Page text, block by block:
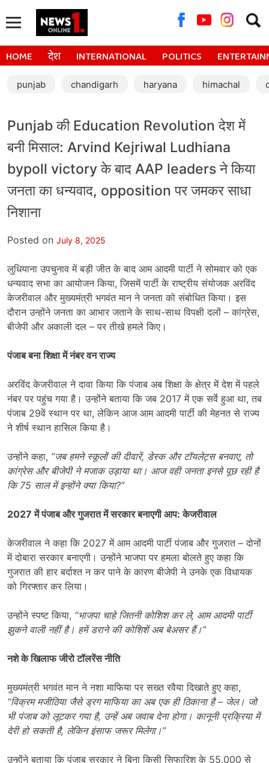
for:
HOME देश INTERNATIONAL POLITICS
punjab chandigarh haryana himachal
Punjab की Education Revolution देश में
बनी मिसाल: Arvind Kejriwal Ludhiana
bypoll victory के बाद AAP leaders ने किया
जनता का धन्यवाद, opposition पर जमकर साधा
निशाना
Posted on July 8, 2025
लुधियाना उपचुनाव में बड़ी जीत के बाद आम आदमी पार्टी ने सोमवार को एक
धन्यवाद सभा का आयोजन किया, जिसमें पार्टी के राष्ट्रीय संयोजक अरविंद
केजरीवाल और मुख्यमंत्री भगवंत मान ने जनता को संबोधित किया। इस
दौरान उन्होंने जनता का आभार जताने के साथ-साथ विपक्षी दलों – कांग्रेस,
बीजेपी और अकाली दल – पर तीखे हमले किए।
पंजाब बना शिक्षा में नंबर वन राज्य
अरविंद केजरीवाल ने दावा किया कि पंजाब अब शिक्षा के क्षेत्र में देश में पहले
नंबर पर पहुंच गया है। उन्होंने बताया कि जब 2017 में एक सर्वे हुआ था, तब
पंजाब 29वें स्थान पर था, लेकिन आज आम आदमी पार्टी की मेहनत से राज्य
ने शीर्ष स्थान हासिल किया है।
उन्होंने कहा, “जब हमने स्कूलों की दीवारें, डेस्क और टॉयलेट्स बनवाए, तो
कांग्रेस और बीजेपी ने मजाक उड़ाया था। आज वही जनता इनसे पूछ रही है
कि 75 साल में इन्होंने क्या किया?”
2027में पंजाब और गुजरात में सरकार बनाएगी आप: केजरीवाल
केजरीवाल ने कहा कि 2027 में आम आदमी पार्टी पंजाब और गुजरात – दोनों
में दोबारा सरकार बनाएगी। उन्होंने भाजपा पर हमला बोलते हुए कहा कि
गुजरात की हार बर्दाश्त न कर पाने के कारण बीजेपी ने उनके एक विधायक
को गिरफ्तार कर लिया।
उन्होंने स्पष्ट किया, “भाजपा चाहे जितनी कोशिश कर ले, आम आदमी पार्टी
झुकने वाली नहीं है। हमें डराने की कोशिशें अब बेअसर हैं।”
नशे के खिलाफ जीरो टॉलरेंस नीति
मुख्यमंत्री भगवंत मान ने नशा माफिया पर सख्त रवैया दिखाते हुए कहा,
“विक्रम मजीठिया जैसे ड्रग माफिया का अब एक ही ठिकाना है – जेल। जो
भी पंजाब को लूटकर गया है, उन्हें अब जवाब देना होगा। कानूनी प्रक्रिया में
देरी हो सकती है, लेकिन इंसाफ जरूर मिलेगा।”
उन्होंने बताया कि पंजाब सरकार ने बिना किसी सिफारिश के 55,000 से